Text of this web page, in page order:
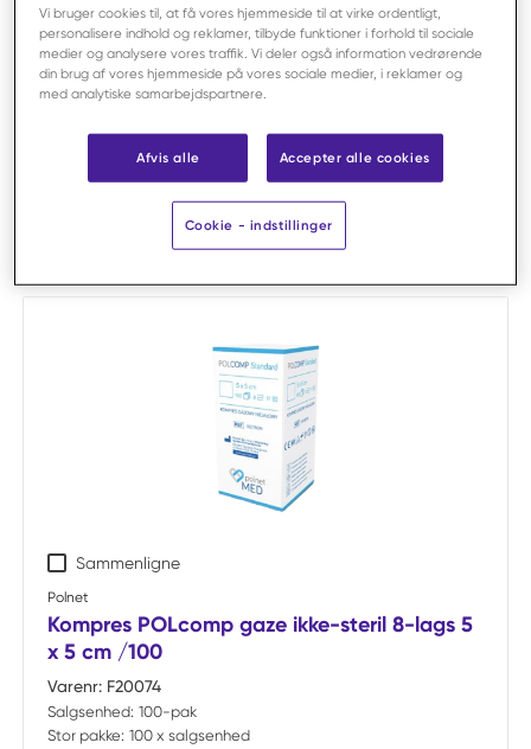
Sammenligne
Polnet
Kompres gaze steril 8-lags 5 x 5 cm 3/pk
F20077
Salgsenhed: 300-pak
10 x salgsenhed
5 x 5 cm
Sammenligne
Polnet
Kompres POLcomp gaze ikke-steril 8-lags 5
x 5 cm /100
Varenr: F20074
Salgsenhed: 100-pak
Stor pakke: 100 x salgsenhed
Vi bruger cookies til, at få vores hjemmeside til at virke ordentligt,
personalisere indhold og reklamer, tilbyde funktioner i forhold til sociale
medier og analysere vores traffik. Vi deler også information vedrørende
din brug af vores hjemmeside på vores sociale medier, i reklamer og
med analytiske samarbejdspartnere.
Afvis alle Accepter alle cookies
Cookie - indstillinger